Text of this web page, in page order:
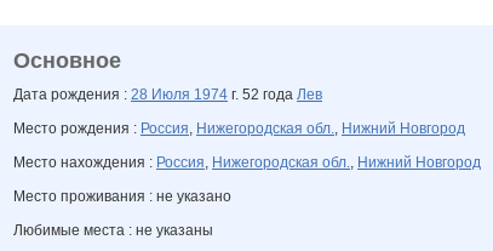
Основное
Дата рождения : 28 Июля 1974 г. 52 года Лев
Место рождения : Россия, Нижегородская обл., Нижний Новгород
Место нахождения : Россия, Нижегородская обл., Нижний Новгород
Место проживания : не указано
Любимые места : не указаны